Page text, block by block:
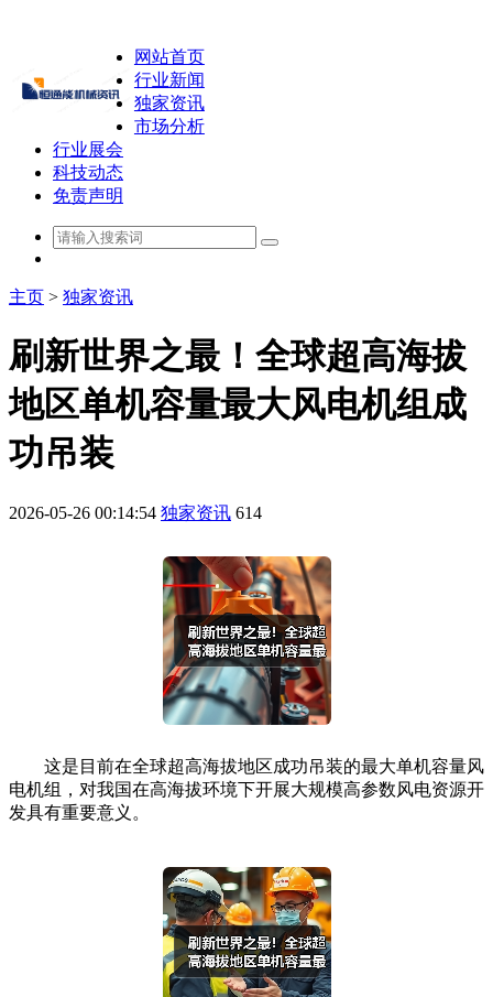
网站首页
行业新闻
独家资讯
市场分析
行业展会
科技动态
免责声明
主页 > 独家资讯
刷新世界之最！全球超高海拔
地区单机容量最大风电机组成
功吊装
2026-05-26 00:14:54 独家资讯 614
这是目前在全球超高海拔地区成功吊装的最大单机容量风
电机组，对我国在高海拔环境下开展大规模高参数风电资源开
发具有重要意义。